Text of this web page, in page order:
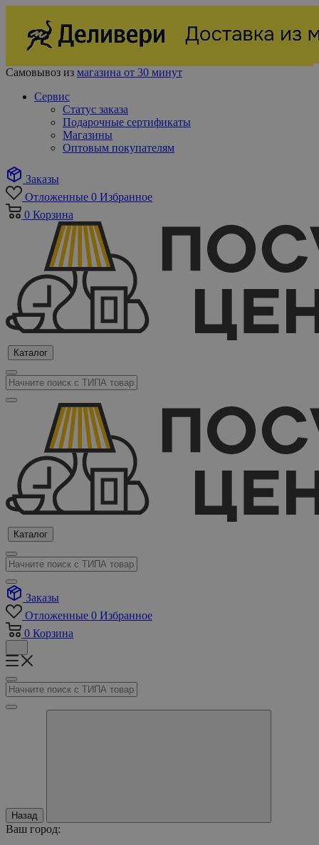
Самовывоз из магазина от 30 минут
Сервис
Статус заказа
Подарочные сертификаты
Магазины
Оптовым покупателям
Заказы
Отложенные 0 Избранное
0 Корзина
Каталог
Каталог
Заказы
Отложенные 0 Избранное
0 Корзина
Назад
Ваш город: